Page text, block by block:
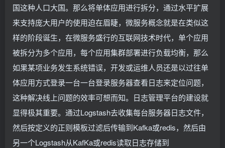
国这种人口大国。那么将单体应用进行拆分，通过水平扩展
来支持庞大用户的使用迫在眉睫，微服务概念就是在类似这
样的阶段诞生，在微服务盛行的互联网技术时代，单个应用
被拆分为多个应用，每个应用集群部署进行负载均衡，那么
如果某项业务发生系统错误，开发或运维人员还是以过往单
体应用方式登录一台一台登录服务器查看日志来定位问题，
这种解决线上问题的效率可想而知。日志管理平台的建设就
显得极其重要。通过Logstash去收集每台服务器日志文件，
然后按定义的正则模板过滤后传输到Kafka或redis，然后由
另一个Logstash从KafKa或redis读取日志存储到